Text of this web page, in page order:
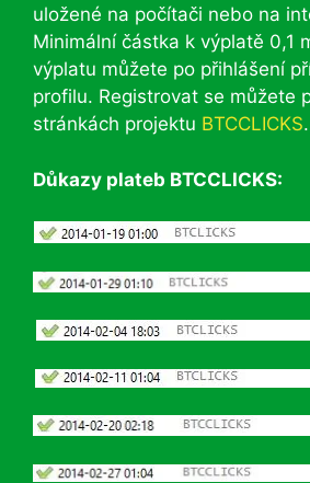
uložené na počítači nebo na
Minimální částka k výplatě 0,1
výplatu můžete po přihlášení
profilu. Registrovat se můžete
stránkách projektu BTCCLICKS.
Důkazy plateb BTCCLICKS: